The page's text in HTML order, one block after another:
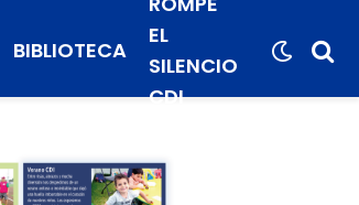
BIBLIOTECA
EL
SILENCIO
CDI